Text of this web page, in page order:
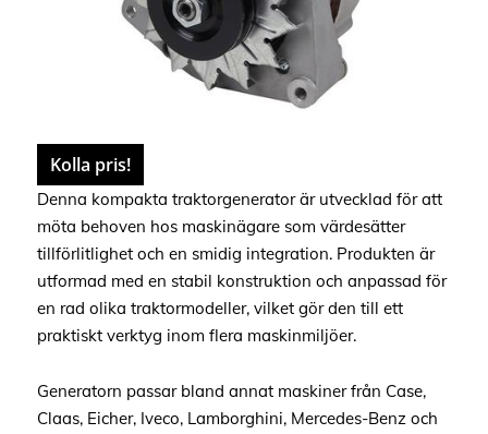
Kolla pris!
Denna kompakta traktorgenerator är utvecklad för att
möta behoven hos maskinägare som värdesätter
tillförlitlighet och en smidig integration. Produkten är
utformad med en stabil konstruktion och anpassad för
en rad olika traktormodeller, vilket gör den till ett
praktiskt verktyg inom flera maskinmiljöer.
Generatorn passar bland annat maskiner från Case,
Claas, Eicher, Iveco, Lamborghini, Mercedes-Benz och